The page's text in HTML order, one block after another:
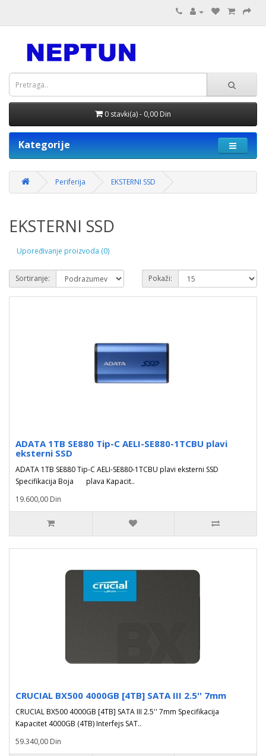
0 stavki(a) - 0,00 Din
Kategorije
Periferija EKSTERNI SSD
EKSTERNI SSD
Upoređivanje proizvoda (0)
Sortiranje: Pokaži:
ADATA 1TB SE880 Tip-C AELI-SE880-1TCBU plavi
eksterni SSD
ADATA 1TB SE880 Tip-C AELI-SE880-1TCBU plavi eksterni SSD
Specifikacija Boja plava Kapacit..
19.600,00 Din
CRUCIAL BX500 4000GB [4TB] SATA III 2.5'' 7mm
CRUCIAL BX500 4000GB [4TB] SATA III 2.5'' 7mm Specifikacija
Kapacitet 4000GB (4TB) Interfejs SAT..
59.340,00 Din